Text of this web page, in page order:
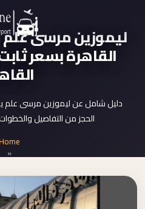
EN
AR
ليموزين مرسى
القاهرة بسعر
دليل شامل عن ليموزين مرسى علم
الحجز من التفاصيل
»